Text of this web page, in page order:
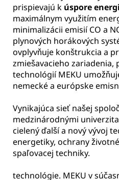
prispievajú k úspore
maximálnym využitím
minimalizácii emisií CO a
plynových horákových
ovplyvňuje konštrukcia a
zmiešavacieho zariadenia,
technológií MEKU
nemecké a európske
Vynikajúca sieť našej
medzinárodnými
cielený ďalší a nový vývoj
energetiky, ochrany
spaľovacej techniky.
technológie. MEKU v